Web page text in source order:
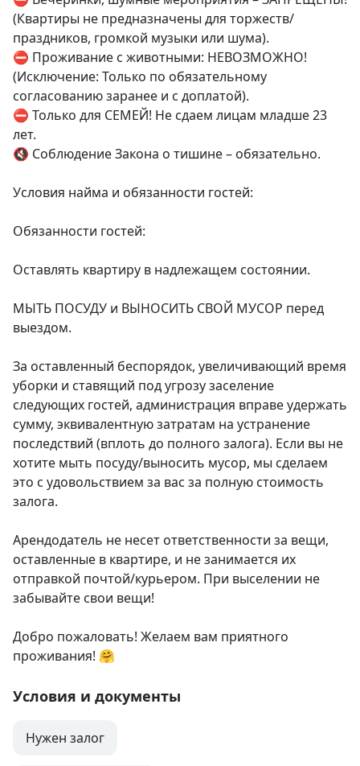
(Квартиры не предназначены для торжеств/
праздников, громкой музыки или шума).
⛔️ Проживание с животными: НЕВОЗМОЖНО!
(Исключение: Только по обязательному
согласованию заранее и с доплатой).
⛔️ Только для СЕМЕЙ! Не сдаем лицам младше 23
лет.
🔇 Соблюдение Закона о тишине – обязательно.
Условия найма и обязанности гостей:
Обязанности гостей:
Оставлять квартиру в надлежащем состоянии.
МЫТЬ ПОСУДУ и ВЫНОСИТЬ СВОЙ МУСОР перед
выездом.
За оставленный беспорядок, увеличивающий время
уборки и ставящий под угрозу заселение
следующих гостей, администрация вправе удержать
сумму, эквивалентную затратам на устранение
последствий (вплоть до полного залога). Если вы не
хотите мыть посуду/выносить мусор, мы сделаем
это с удовольствием за вас за полную стоимость
залога.
Арендодатель не несет ответственности за вещи,
оставленные в квартире, и не занимается их
отправкой почтой/курьером. При выселении не
забывайте свои вещи!
Добро пожаловать! Желаем вам приятного
проживания! 🤗
Условия и документы
Нужен залог